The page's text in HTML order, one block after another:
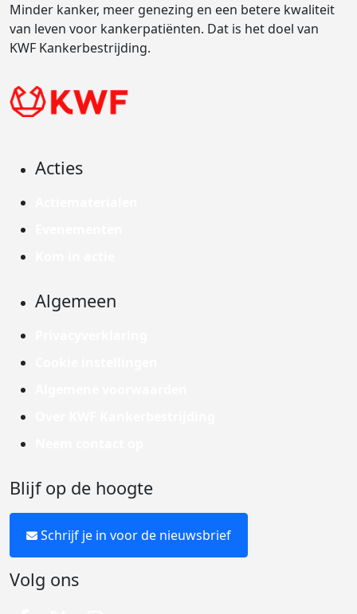
Minder kanker, meer genezing en een betere kwaliteit
van leven voor kankerpatiënten. Dat is het doel van
KWF Kankerbestrijding.
Acties
Algemeen
Blijf op de hoogte
Schrijf je in voor de nieuwsbrief
Volg ons